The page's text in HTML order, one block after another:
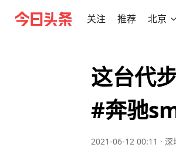
关注 推荐 北京
这台代
#奔驰
2021-06-12 00:11 · 深